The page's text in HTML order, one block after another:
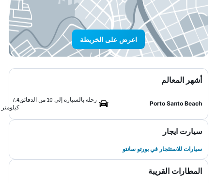
اعرض على الخريطة
أشهر المعالم
Porto Santo Beach
رحلة بالسيارة إلى 10 من الدقائق
7.4
كيلومتر
سيارت ايجار
سيارات للاستئجار في بورتو سانتو
المطارات القريبة